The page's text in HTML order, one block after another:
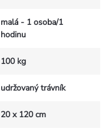
malá - 1 osoba/1
hodinu
100 kg
udržovaný trávník
20 x 120 cm